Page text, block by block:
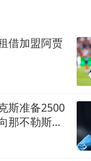
借加盟阿贾
斯准备2500
那不勒斯报